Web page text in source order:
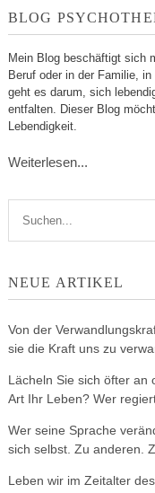
BLOG
Mein Blog beschäftigt sich
Beruf oder in der Familie,
geht es darum, sich
entfalten. Dieser Blog
Lebendigkeit.
Weiterlesen...
NEUE ARTIKEL
Von der
sie die Kraft uns zu
Lächeln Sie sich öfter an
Art Ihr Leben? Wer
Wer seine Sprache
sich selbst. Zu anderen.
Leben wir im Zeitalter